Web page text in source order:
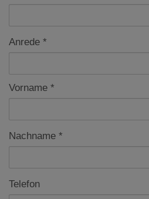
Anrede
Vorname
Nachname
Telefon